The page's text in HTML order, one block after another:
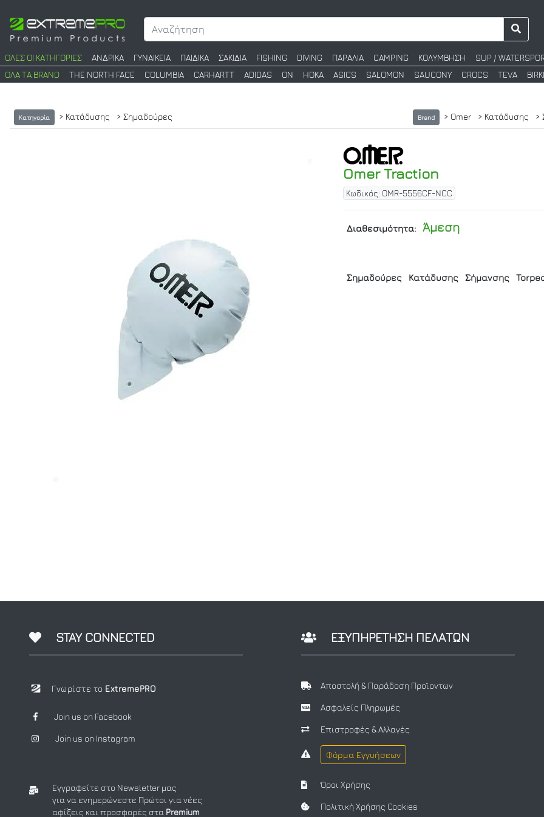
ΟΛΕΣ ΟΙ ΚΑΤΗΓΟΡΙΕΣ ΑΝΔΡΙΚΑ ΓΥΝΑΙΚΕΙΑ ΠΑΙΔΙΚΑ ΣΑΚΙΔΙΑ FISHING DIVING ΠΑΡΑΛΙΑ CAMPING ΚΟΛΥΜΒΗΣΗ SUP /
ΟΛΑ ΤΑ BRAND
THE NORTH FACE COLUMBIA CARHARTT ADIDAS ON HOKA ASICS SALOMON SAUCONY CROCS TEVA
Κατηγορία > Κατάδυσης > Σημαδούρες Brand > Omer > Κατάδυσης >
Omer Traction
Κωδικός: OMR-5556CF-NCC
Διαθεσιμότητα: Άμεση
Σημαδούρες Κατάδυσης Σήμανσης
STAY CONNECTED
Γνωρίστε το ExtremePRO
Join us on Facebook
Join us on Instagram
Εγγραφείτε στο Newsletter μας
για να ενημερώνεστε Πρώτοι για νέες
αφίξεις και προσφορές στα Premium
ΕΞΥΠΗΡΕΤΗΣΗ ΠΕΛΑΤΩΝ
Αποστολή & Παράδοση Προϊοντων
Ασφαλείς Πληρωμές
Επιστροφές & Αλλαγές
Φόρμα Εγγυήσεων
Όροι Χρήσης
Πολιτική Χρήσης Cookies